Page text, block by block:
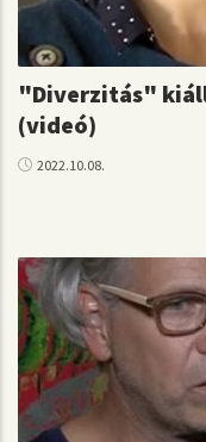
"Diverzitás"
(videó)
2022.10.08.